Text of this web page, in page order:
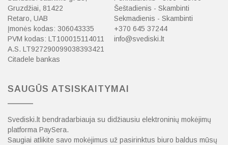
Gruzdžiai, 81422
Retaro, UAB
Įmonės kodas: 306043335
PVM kodas: LT100015114011
A.S. LT927290099038393421
Citadele bankas
Šeštadienis - Skambinti
Sekmadienis - Skambinti
+370 645 37244
info@svediski.lt
SAUGŪS ATSISKAITYMAI
Svediski.lt bendradarbiauja su didžiausiu elektroninių mokėjimų
platforma PaySera.
Saugiai atlikite savo mokėjimus už pasirinktus biuro baldus mūsų